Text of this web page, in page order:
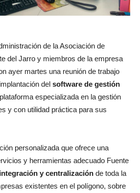
de la Asociación de
del Jarro y miembros de la empresa
ayer martes una reunión de trabajo
del software de gestión
especializada en la gestión
y con utilidad práctica para sus
personalizada que ofrece una
y herramientas adecuado Fuente
integración y centralización de toda la
existentes en el polígono, sobre